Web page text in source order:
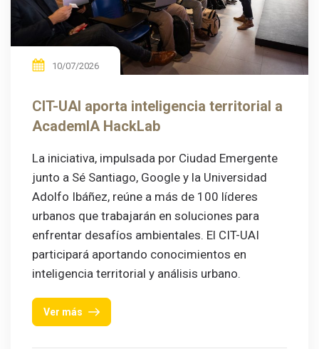
10/07/2026
CIT-UAI aporta inteligencia territorial a
AcademIA HackLab
La iniciativa, impulsada por Ciudad Emergente
junto a Sé Santiago, Google y la Universidad
Adolfo Ibáñez, reúne a más de 100 líderes
urbanos que trabajarán en soluciones para
enfrentar desafíos ambientales. El CIT-UAI
participará aportando conocimientos en
inteligencia territorial y análisis urbano.
Ver más